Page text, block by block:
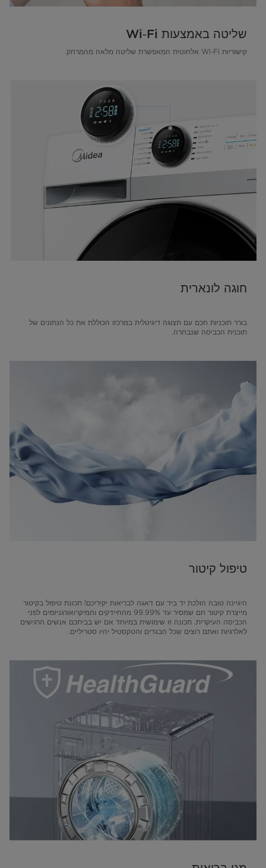
שליטה באמצעות Wi‑Fi
קישוריות Wi‑Fi אלחוטית המאפשרת שליטה מלאה מהמרחק.
חוגה לונארית
בורר תוכניות חכם עם תצוגה דיגיטלית במרכזו הכוללת את כל הנתונים של
תוכנית הכביסה שנבחרה.
טיפול קיטור
היגיינה טובה הולכת יד ביד עם דאגה לבריאות יקיריכם! תכונת טיפול בקיטור
מייצרת קיטור חם שמסיר עד 99.99% מהחיידקים והמיקרואורגניזמים לפני
הכביסה העיקרית. תכונה זו שימושית במיוחד אם יש בביתכם אנשים הרגישים
לאלרגיות ואתם רוצים שכל הבגדים והטקסטיל יהיו סטריליים.